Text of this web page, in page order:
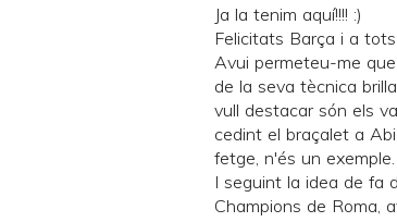
Ja la tenim aquí!!!! :)
Felicitats Barça i a
Avui permeteu-me
de la seva tècnica
vull destacar són els
cedint el braçalet a
fetge, n'és un
I seguint la idea de fa
Champions de Roma,